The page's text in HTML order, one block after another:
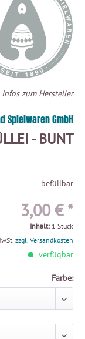
Infos zum Hersteller
Spielwaren GmbH
- BUNT
befüllbar
3,00 € *
Inhalt: 1 Stück
zzgl. Versandkosten
verfügbar
Farbe: